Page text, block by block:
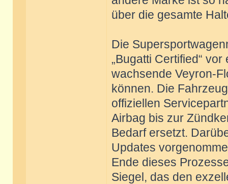
über die gesamte
Die
„Bugatti Certified“
wachsende Veyron-
können. Die
offiziellen
Airbag bis zur
Bedarf ersetzt.
Updates
Ende dieses
Siegel, das den